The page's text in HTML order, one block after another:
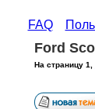
FAQ
Ford
На страницу 1